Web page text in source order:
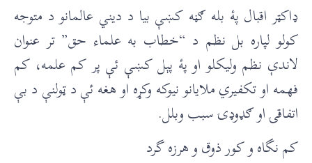
ډاکټر اقبال پۀ بله ګڼه کښې بيا د دیني عالمانو د متوجه
کولو لپاره بل نظم د “خطاب به علماء حق” تر عنوان
لاندې نظم ولیکلو او پۀ پېل کښې ئې پر کم علمه، کم
فهمه او تکفیري ملایانو نیوکه وکړه او هغه ئې د ټولنې د بې
اتفاقۍ او ګډوډۍ سبب وبلل.
کم نگاه و کور ذوق و هرزه گرد